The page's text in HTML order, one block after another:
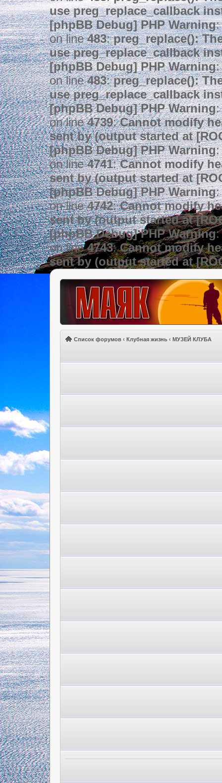
use preg_replace_callback
[phpBB Debug] PHP Warning:
on line483:preg_replace():
use preg_replace_callback
[phpBB Debug] PHP Warning:
on line483:preg_replace():
use preg_replace_callback
[phpBB Debug] PHP Warning:
on line4739:Cannot modify
sent by (output started at
[phpBB Debug] PHP Warning:
on line4741:Cannot modify
sent by (output started at
[phpBB Debug] PHP Warning:
on line4742:Cannot modify
sent by (output started at
[phpBB Debug] PHP Warning
on line4743:Cannot modify
sent by (output started at
Список форумов ‹ Клубная жизнь ‹ МУЗЕЙ КЛУБА